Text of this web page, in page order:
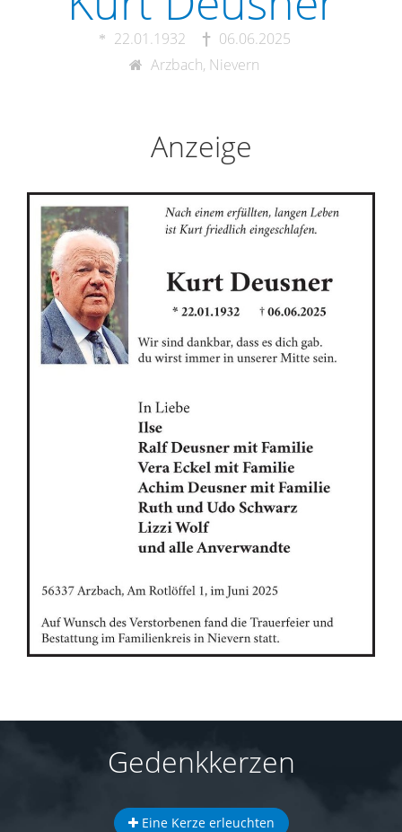
22.01.1932
06.06.2025
Arzbach, Nievern
Anzeige
Gedenkkerzen
Eine Kerze erleuchten